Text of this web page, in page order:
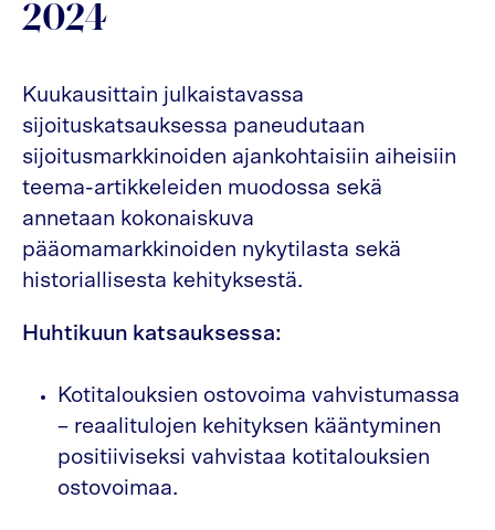
2024
Kuukausittain julkaistavassa
sijoituskatsauksessa paneudutaan
sijoitusmarkkinoiden ajankohtaisiin aiheisiin
teema-artikkeleiden muodossa sekä
annetaan kokonaiskuva
pääomamarkkinoiden nykytilasta sekä
historiallisesta kehityksestä.
Huhtikuun katsauksessa:
Kotitalouksien ostovoima vahvistumassa
– reaalitulojen kehityksen kääntyminen
positiiviseksi vahvistaa kotitalouksien
ostovoimaa.